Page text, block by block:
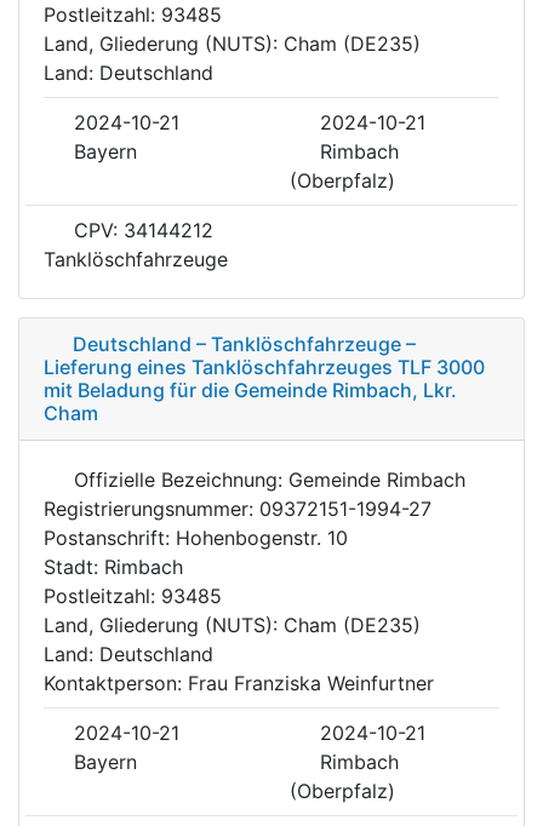
Postleitzahl: 93485
Land, Gliederung (NUTS): Cham (DE235)
Land: Deutschland
2024-10-21
2024-10-21
Bayern
Rimbach
(Oberpfalz)
CPV: 34144212
Tanklöschfahrzeuge
Deutschland – Tanklöschfahrzeuge –
Lieferung eines Tanklöschfahrzeuges TLF 3000
mit Beladung für die Gemeinde Rimbach, Lkr.
Cham
Offizielle Bezeichnung: Gemeinde Rimbach
Registrierungsnummer: 09372151-1994-27
Postanschrift: Hohenbogenstr. 10
Stadt: Rimbach
Postleitzahl: 93485
Land, Gliederung (NUTS): Cham (DE235)
Land: Deutschland
Kontaktperson: Frau Franziska Weinfurtner
2024-10-21
2024-10-21
Bayern
Rimbach
(Oberpfalz)